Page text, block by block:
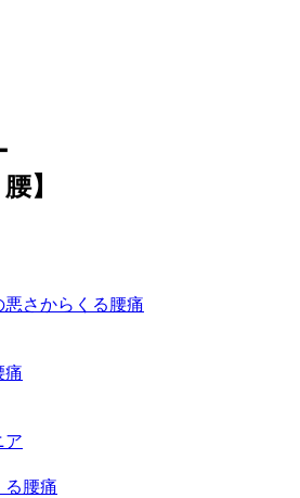
】
さからくる腰痛
痛
ア
る腰痛